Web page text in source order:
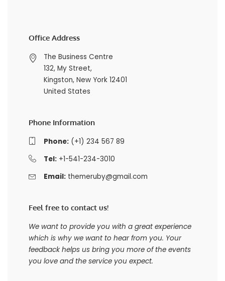
Office Address
The Business Centre
132, My Street,
Kingston, New York 12401
United States
Phone Information
Phone:(+1) 234 567 89
Tel:+1-541-234-3010
Email: themeruby@gmail.com
Feel free to contact us!
We want to provide you with a great experience
which is why we want to hear from you. Your
feedback helps us bring you more of the events
you love and the service you expect.